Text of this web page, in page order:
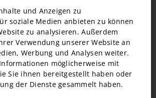
und Anzeigen zu
soziale Medien anbieten zu können
zu analysieren. Außerdem
Verwendung unserer Website an
Werbung und Analysen weiter.
möglicherweise mit
Sie ihnen bereitgestellt haben oder
der Dienste gesammelt haben.
gGmbH
(SIBE) GmbH